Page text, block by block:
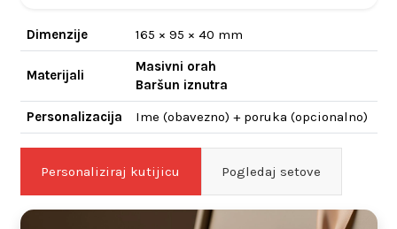
Dimenzije 165 × 95 × 40 mm
Materijali
Masivni orah
Baršun iznutra
Personalizacija
Ime (obavezno) + poruka (opcionalno)
Personaliziraj kutijicu Pogledaj setove